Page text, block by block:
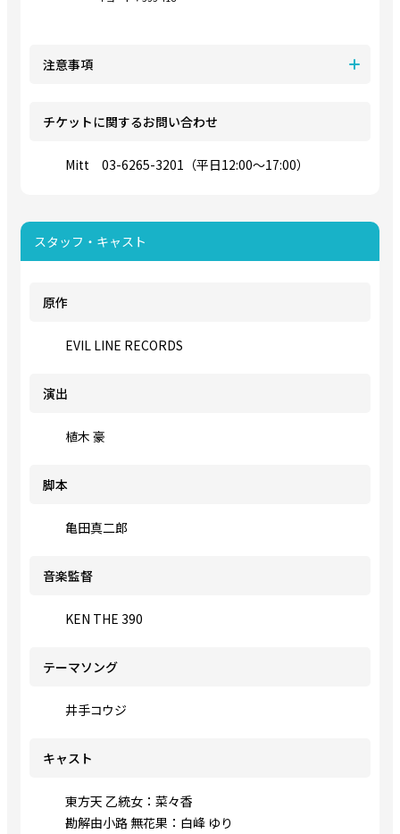
注意事項
チケットに関するお問い合わせ
Mitt 03-6265-3201（平日12:00～17:00）
スタッフ・キャスト
原作
EVIL LINE RECORDS
演出
植木 豪
脚本
亀田真二郎
音楽監督
KEN THE 390
テーマソング
井手コウジ
キャスト
東方天 乙統女：菜々香
勘解由小路 無花果：白峰 ゆり